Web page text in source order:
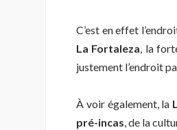
C’est en effet
La Fortaleza , la
justement l’endroit
À voir également, la
pré-incas, de la